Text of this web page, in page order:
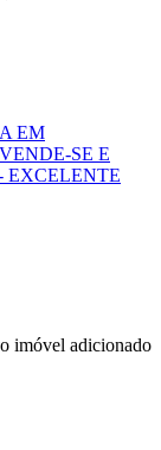
EM
VENDE-SE E
EXCELENTE
imóvel adicionado